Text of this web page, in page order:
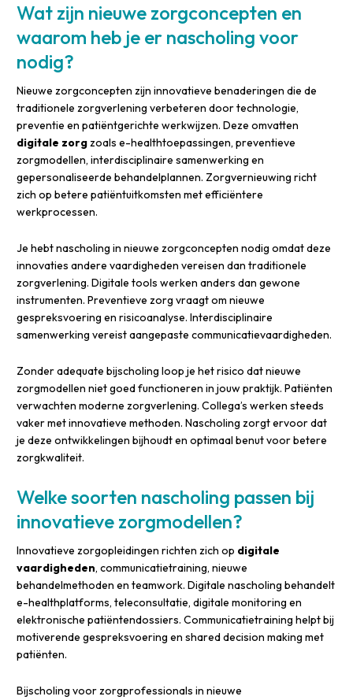
Wat zijn nieuwe zorgconcepten en
waarom heb je er nascholing voor
nodig?
Nieuwe zorgconcepten zijn innovatieve benaderingen die de
traditionele zorgverlening verbeteren door technologie,
preventie en patiëntgerichte werkwijzen. Deze omvatten
digitale zorgzoals e-healthtoepassingen, preventieve
zorgmodellen, interdisciplinaire samenwerking en
gepersonaliseerde behandelplannen. Zorgvernieuwing richt
zich op betere patiëntuitkomsten met efficiëntere
werkprocessen.
Je hebt nascholing in nieuwe zorgconcepten nodig omdat deze
innovaties andere vaardigheden vereisen dan traditionele
zorgverlening. Digitale tools werken anders dan gewone
instrumenten. Preventieve zorg vraagt om nieuwe
gespreksvoering en risicoanalyse. Interdisciplinaire
samenwerking vereist aangepaste communicatievaardigheden.
Zonder adequate bijscholing loop je het risico dat nieuwe
zorgmodellen niet goed functioneren in jouw praktijk. Patiënten
verwachten moderne zorgverlening. Collega’s werken steeds
vaker met innovatieve methoden. Nascholing zorgt ervoor dat
je deze ontwikkelingen bijhoudt en optimaal benut voor betere
zorgkwaliteit.
Welke soorten nascholing passen bij
innovatieve zorgmodellen?
Innovatieve zorgopleidingen richten zich op digitale
vaardigheden, communicatietraining, nieuwe
behandelmethoden en teamwork. Digitale nascholing behandelt
e-healthplatforms, teleconsultatie, digitale monitoring en
elektronische patiëntendossiers. Communicatietraining helpt bij
motiverende gespreksvoering en shared decision making met
patiënten.
Bijscholing voor zorgprofessionals in nieuwe